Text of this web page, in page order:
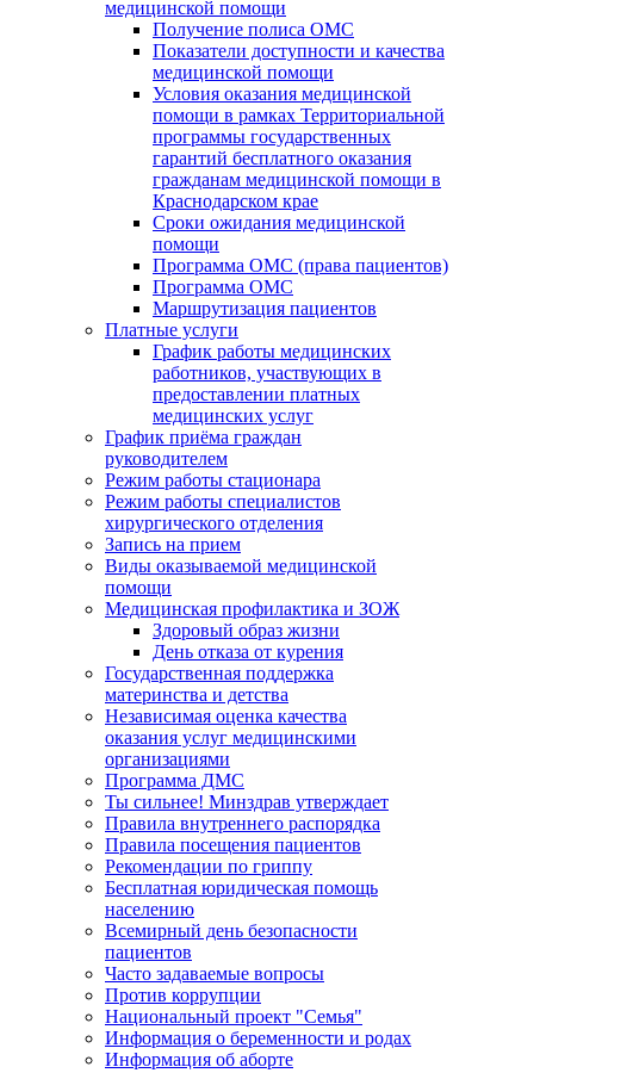
медицинской помощи
Получение полиса ОМС
Показатели доступности и качества
медицинской помощи
Условия оказания медицинской
помощи в рамках Территориальной
программы государственных
гарантий бесплатного оказания
гражданам медицинской помощи в
Краснодарском крае
Сроки ожидания медицинской
помощи
Программа ОМС (права пациентов)
Программа ОМС
Маршрутизация пациентов
Платные услуги
График работы медицинских
работников, участвующих в
предоставлении платных
медицинских услуг
График приёма граждан
руководителем
Режим работы стационара
Режим работы специалистов
хирургического отделения
Запись на прием
Виды оказываемой медицинской
помощи
Медицинская профилактика и ЗОЖ
Здоровый образ жизни
День отказа от курения
Государственная поддержка
материнства и детства
Независимая оценка качества
оказания услуг медицинскими
организациями
Программа ДМС
Ты сильнее! Минздрав утверждает
Правила внутреннего распорядка
Правила посещения пациентов
Рекомендации по гриппу
Бесплатная юридическая помощь
населению
Всемирный день безопасности
пациентов
Часто задаваемые вопросы
Против коррупции
Национальный проект "Семья"
Информация о беременности и родах
Информация об аборте